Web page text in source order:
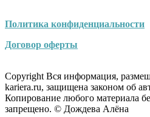
Политика конфиденциальности
Договор оферты
Copyright Вся информация,
kariera.ru, защищена законом об
Копирование любого материала
запрещено. © Дождева Алёна